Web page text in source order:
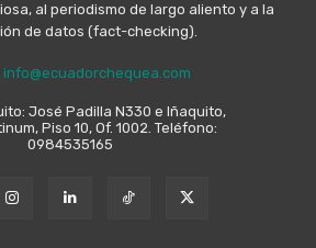
al periodismo de largo aliento y a la
de datos (fact-checking).
info@ecuadorchequea.com
José Padilla N330 e Iñaquito,
Piso 10, Of. 1002. Teléfono:
0984535165